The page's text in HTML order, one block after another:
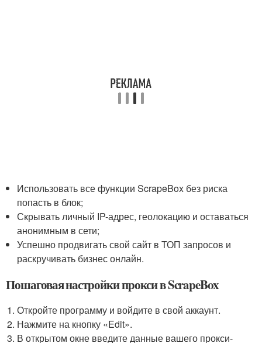
Использовать все функции ScrapeBox без риска
попасть в блок;
Скрывать личный IP-адрес, геолокацию и оставаться
анонимным в сети;
Успешно продвигать свой сайт в ТОП запросов и
раскручивать бизнес онлайн.
Пошаговая настройки прокси в ScrapeBox
Откройте программу и войдите в свой аккаунт.
Нажмите на кнопку «Edit».
В открытом окне введите данные вашего прокси-